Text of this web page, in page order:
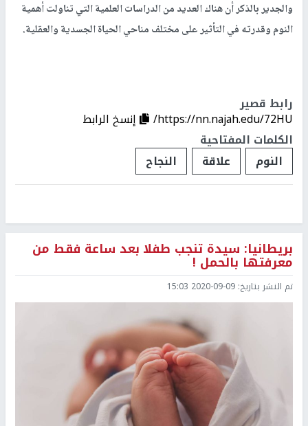
والجدير بالذكر أن هناك العديد من الدراسات العلمية التي تناولت أهمية
النوم وقدرته في التأثير على مختلف مناحي الحياة الجسدية والعقلية.
رابط قصير
https://nn.najah.edu/72HU/
إنسخ الرابط
الكلمات المفتاحية
النوم
علاقة النجاح
بريطانيا: سيدة تنجب طفلا بعد ساعة فقط من
معرفتها بالحمل !
تم النشر بتاريخ: 2020-09-09 15:03